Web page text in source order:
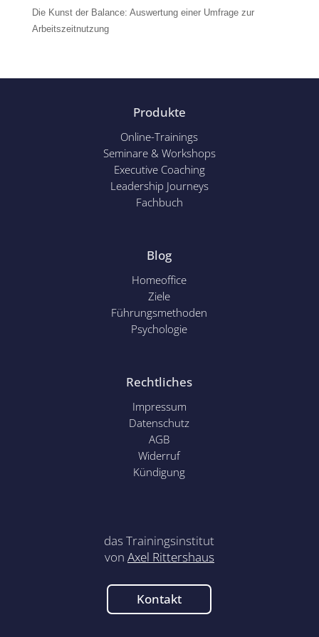
Die Kunst der Balance: Auswertung einer Umfrage zur
Arbeitszeitnutzung
Produkte
Online-Trainings
Seminare & Workshops
Executive Coaching
Leadership Journeys
Fachbuch
Blog
Homeoffice
Ziele
Führungsmethoden
Psychologie
Rechtliches
Impressum
Datenschutz
AGB
Widerruf
Kündigung
das Trainingsinstitut
von Axel Rittershaus
Kontakt